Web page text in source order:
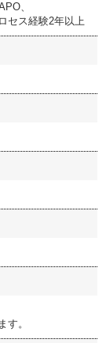
、
セス経験2年以上
す。